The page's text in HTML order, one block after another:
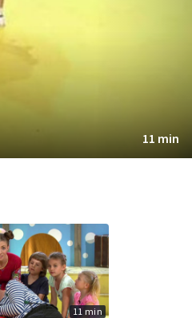
11 min
11 min